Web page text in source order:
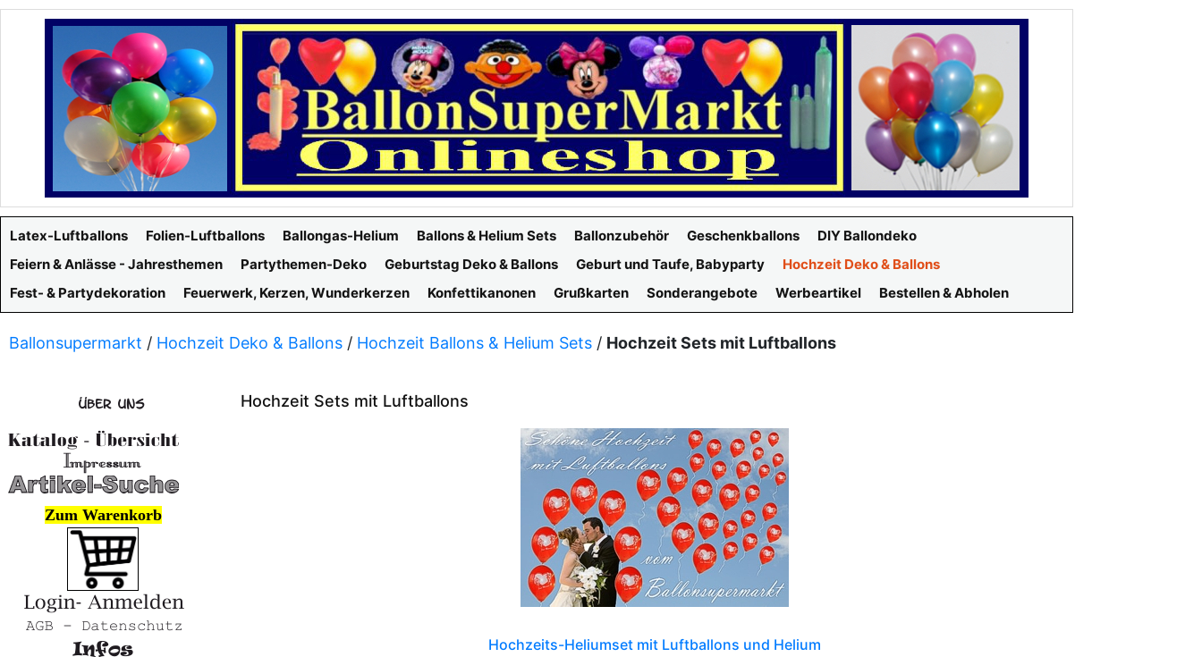
Latex-Luftballons Folien-Luftballons Ballongas-Helium Ballons & Helium Sets Ballonzubehör Geschenkballons
DIY Ballondeko
Feiern & Anlässe - Jahresthemen
Partythemen-Deko Geburtstag Deko & Ballons Geburt und Taufe, Babyparty
Hochzeit Deko & Ballons
Fest- & Partydekoration
Feuerwerk, Kerzen, Wunderkerzen Konfettikanonen Grußkarten Sonderangebote Werbeartikel Bestellen & Abholen
Ballonsupermarkt / Hochzeit Deko & Ballons / Hochzeit Ballons & Helium Sets / Hochzeit Sets mit Luftballons
Hochzeit Sets mit Luftballons
Hochzeits-Heliumset mit Luftballons und Helium
Zum Warenkorb